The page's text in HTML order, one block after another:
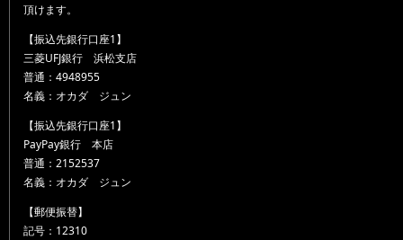
頂けます。
【振込先銀行口座1】
三菱UFJ銀行 浜松支店
普通：4948955
名義：オカダ ジュン
【振込先銀行口座1】
PayPay銀行 本店
普通：2152537
名義：オカダ ジュン
【郵便振替】
記号：12310